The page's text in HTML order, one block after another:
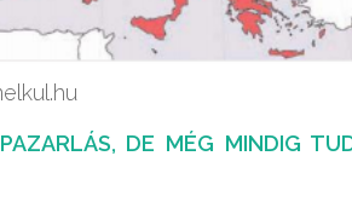
DE MÉG MINDIG